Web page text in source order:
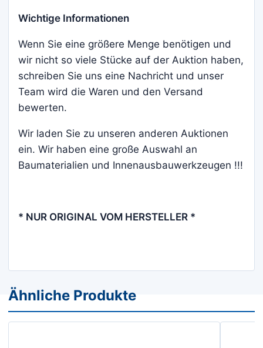
Wichtige Informationen
Wenn Sie eine größere Menge benötigen und
wir nicht so viele Stücke auf der Auktion haben,
schreiben Sie uns eine Nachricht und unser
Team wird die Waren und den Versand
bewerten.
Wir laden Sie zu unseren anderen Auktionen
ein. Wir haben eine große Auswahl an
Baumaterialien und Innenausbauwerkzeugen !!!
* NUR ORIGINAL VOM HERSTELLER *
Ähnliche Produkte